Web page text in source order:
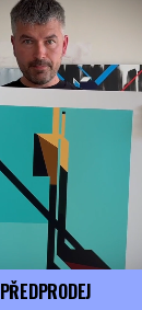
PŘEDPRODEJ